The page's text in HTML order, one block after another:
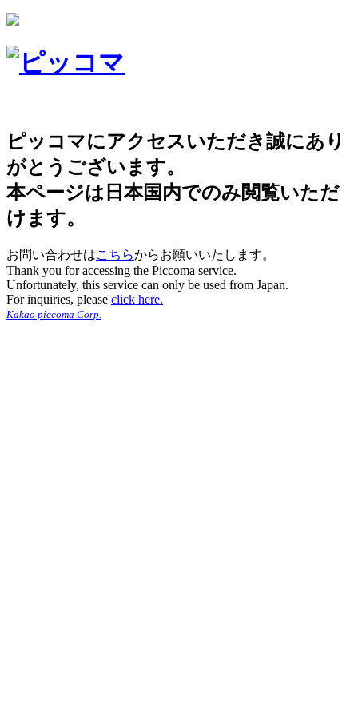
ピッコマにアクセスいただき誠にあり
がとうございます。
本ページは日本国内でのみ閲覧いただ
けます。
お問い合わせはこちらからお願いいたします。
Thank you for accessing the Piccoma service.
Unfortunately, this service can only be used from Japan.
For inquiries, please click here.
Kakao piccoma Corp.